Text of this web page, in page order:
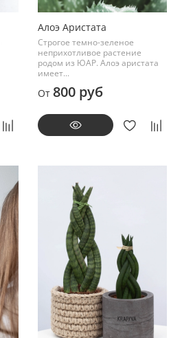
Алоэ Аристата
Строгое темно-зеленое
неприхотливое растение
родом из ЮАР. Алоэ аристата
имеет...
От 800 руб